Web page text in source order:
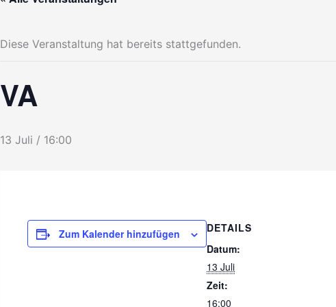
Diese Veranstaltung hat bereits stattgefunden.
VA
13 Juli / 16:00
Zum Kalender hinzufügen
DETAILS
Datum:
13 Juli
Zeit:
16:00